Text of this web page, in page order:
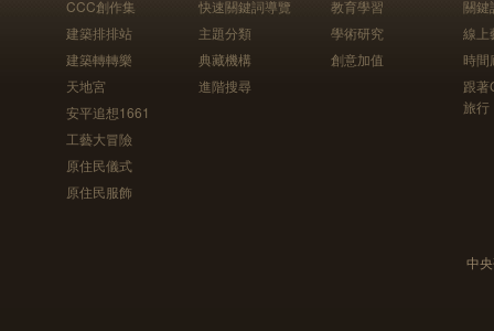
CCC創作集
建築排排站
建築轉轉樂
天地宮
安平追想1661
工藝大冒險
原住民儀式
原住民服飾
快速關鍵詞導覽
主題分類
典藏機構
進階搜尋
教育學習
學術研究
創意加值
關鍵
線上
時間
跟
旅行
中